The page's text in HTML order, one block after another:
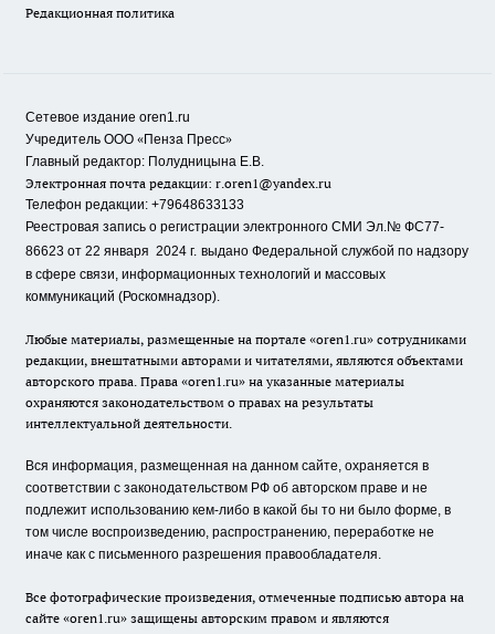
Редакционная политика
Сетевое издание oren1.ru
Учредитель ООО «Пенза Пресс»
Главный редактор: Полудницына Е.В.
Электронная почта редакции: r.oren1@yandex.ru
Телефон редакции: +79648633133
Реестровая запись о регистрации электронного СМИ Эл.№ ФС77-
86623 от 22 января 2024 г. выдано Федеральной службой по надзору
в сфере связи, информационных технологий и массовых
коммуникаций (Роскомнадзор).
Любые материалы, размещенные на портале «oren1.ru» сотрудниками
редакции, внештатными авторами и читателями, являются объектами
авторского права. Права «oren1.ru» на указанные материалы
охраняются законодательством о правах на результаты
интеллектуальной деятельности.
Вся информация, размещенная на данном сайте, охраняется в
соответствии с законодательством РФ об авторском праве и не
подлежит использованию кем-либо в какой бы то ни было форме, в
том числе воспроизведению, распространению, переработке не
иначе как с письменного разрешения правообладателя.
Все фотографические произведения, отмеченные подписью автора на
сайте «oren1.ru» защищены авторским правом и являются